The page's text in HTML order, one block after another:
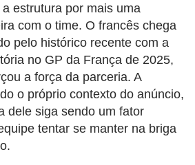
estrutura por mais uma
com o time. O francês chega
pelo histórico recente com a
no GP da França de 2025,
a força da parceria. A
o próprio contexto do anúncio,
dele siga sendo um fator
tentar se manter na briga